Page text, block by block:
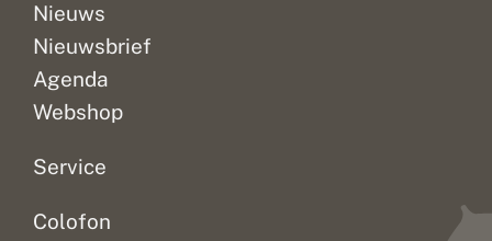
Nieuws
Nieuwsbrief
Agenda
Webshop
Service
Colofon